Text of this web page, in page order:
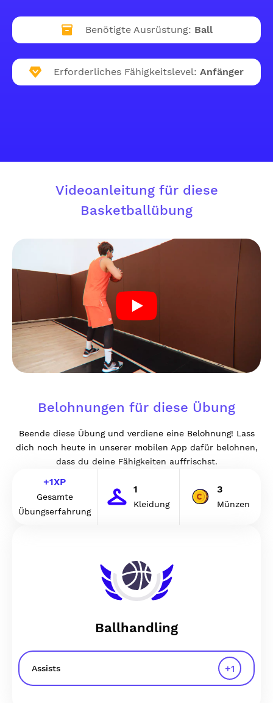
Benötigte Ausrüstung: Ball
Erforderliches Fähigkeitslevel: Anfänger
Videoanleitung für diese
Basketballübung
Belohnungen für diese Übung
Beende diese Übung und verdiene eine Belohnung! Lass
dich noch heute in unserer mobilen App dafür belohnen,
dass du deine Fähigkeiten auffrischst.
+1XP
Gesamte
Übungserfahrung
1
Kleidung
3
Münzen
Ballhandling
Assists +1